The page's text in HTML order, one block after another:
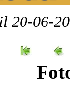
20-06-